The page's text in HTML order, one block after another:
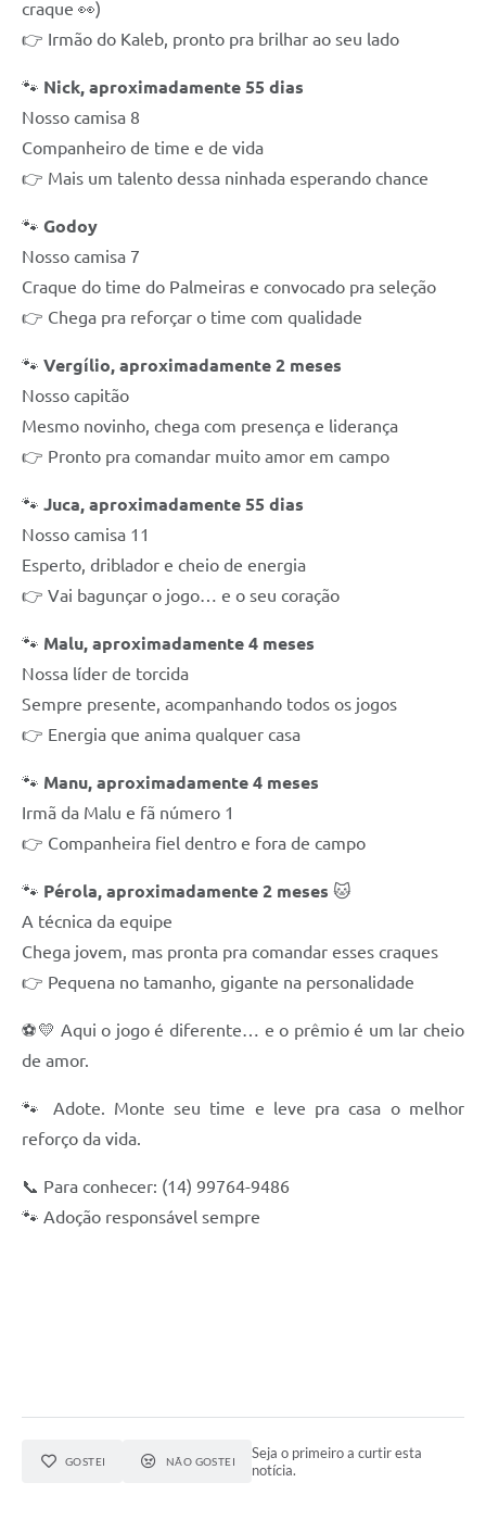
craque 👀)
👉 Irmão do Kaleb, pronto pra brilhar ao seu lado
🐾 Nick, aproximadamente 55 dias
Nosso camisa 8
Companheiro de time e de vida
👉 Mais um talento dessa ninhada esperando chance
🐾 Godoy
Nosso camisa 7
Craque do time do Palmeiras e convocado pra seleção
👉 Chega pra reforçar o time com qualidade
🐾 Vergílio, aproximadamente 2 meses
Nosso capitão
Mesmo novinho, chega com presença e liderança
👉 Pronto pra comandar muito amor em campo
🐾 Juca, aproximadamente 55 dias
Nosso camisa 11
Esperto, driblador e cheio de energia
👉 Vai bagunçar o jogo… e o seu coração
🐾 Malu, aproximadamente 4 meses
Nossa líder de torcida
Sempre presente, acompanhando todos os jogos
👉 Energia que anima qualquer casa
🐾 Manu, aproximadamente 4 meses
Irmã da Malu e fã número 1
👉 Companheira fiel dentro e fora de campo
🐾 Pérola, aproximadamente 2 meses 🐱
A técnica da equipe
Chega jovem, mas pronta pra comandar esses craques
👉 Pequena no tamanho, gigante na personalidade
⚽💛 Aqui o jogo é diferente… e o prêmio é um lar cheio
de amor.
🐾 Adote. Monte seu time e leve pra casa o melhor
reforço da vida.
📞 Para conhecer: (14) 99764-9486
🐾 Adoção responsável sempre
GOSTEI NÃO GOSTEI
Seja o primeiro a curtir esta
notícia.